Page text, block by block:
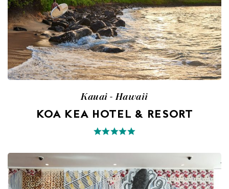
Kauai - Hawaii
KOA KEA HOTEL & RESORT